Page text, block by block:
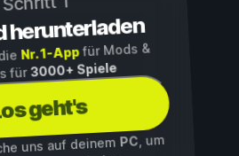
herunterladen
Nr. 1-Appfür Mods &
für3000+ Spiele
geht's
uns auf deinemPC, um